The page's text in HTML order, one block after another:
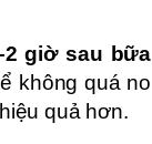
giờ sau bữa
không quá no
quả hơn.